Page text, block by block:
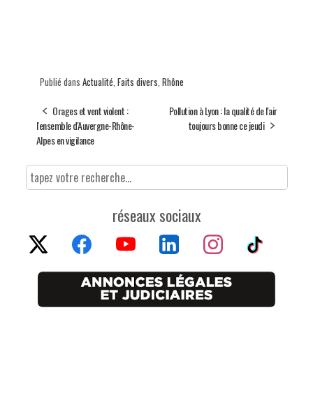
Publié dans Actualité, Faits divers, Rhône
Orages et vent violent :
l'ensemble d'Auvergne-Rhône-
Alpes en vigilance
Pollution à Lyon : la qualité de l'air
toujours bonne ce jeudi
réseaux sociaux